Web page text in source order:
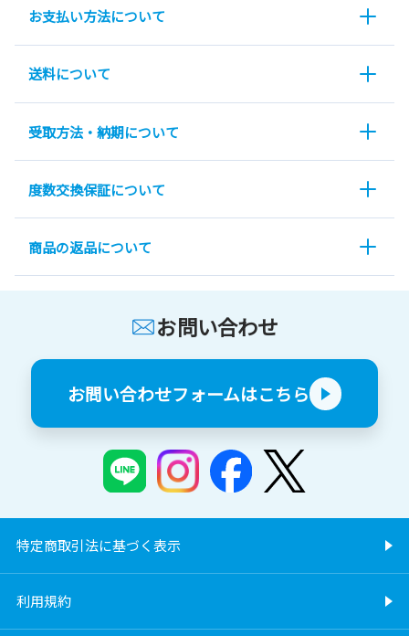
お支払い方法について
送料について
受取方法・納期について
度数交換保証について
商品の返品について
お問い合わせ
お問い合わせフォームはこちら
特定商取引法に基づく表示
利用規約